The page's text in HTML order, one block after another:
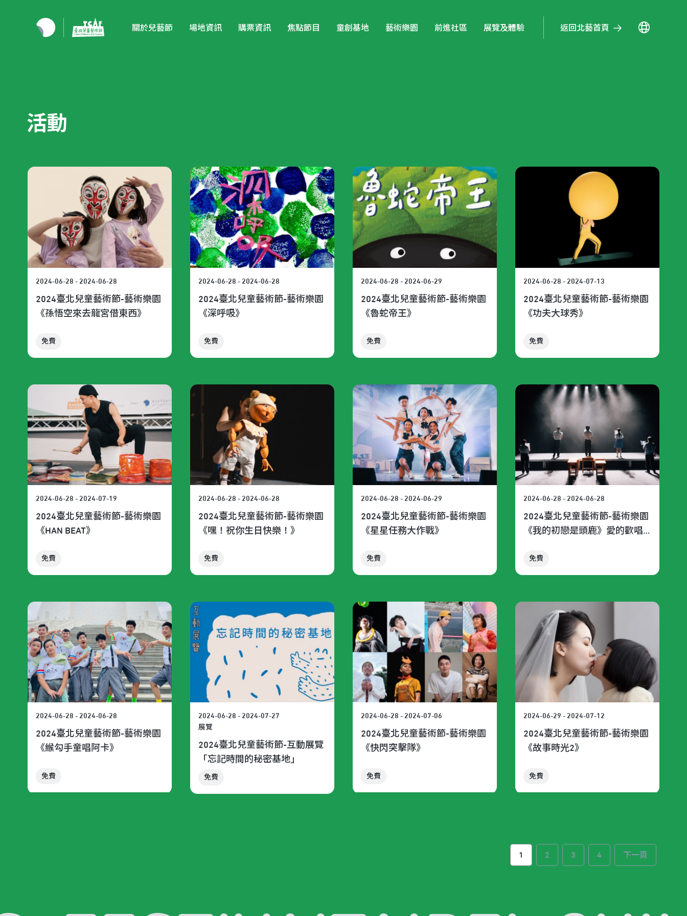
關於兒藝節 場地資訊 購票資訊 焦點節目 童創基地 藝術樂園 前進社區 展覽及體驗 返回北藝首頁
活動
2024-06-28 - 2024-06-28
2024臺北兒童藝術節-藝術樂園
《孫悟空來去龍宮借東西》
免費
2024-06-28 - 2024-06-28
2024臺北兒童藝術節-藝術樂園
《深呼吸》
免費
2024-06-28 - 2024-06-29
2024臺北兒童藝術節-藝術樂園
《魯蛇帝王》
免費
2024-06-28 - 2024-07-13
2024臺北兒童藝術節-藝術樂園
《功夫大球秀》
免費
2024-06-28 - 2024-07-19
2024臺北兒童藝術節-藝術樂園
《HAN BEAT》
免費
2024-06-28 - 2024-06-28
2024臺北兒童藝術節-藝術樂園
《嘿！祝你生日快樂！》
免費
2024-06-28 - 2024-06-29
2024臺北兒童藝術節-藝術樂園
《星星任務大作戰》
免費
2024-06-28 - 2024-06-28
2024臺北兒童藝術節-藝術樂園
《我的初戀是頭鹿》愛的歡唱
免費
2024-06-28 - 2024-06-28
2024臺北兒童藝術節-藝術樂園
《緱勾手童唱阿卡》
免費
2024-06-28 - 2024-07-27
展覽
2024臺北兒童藝術節-互動展覽
「忘記時間的秘密基地」
免費
2024-06-28 - 2024-07-06
2024臺北兒童藝術節-藝術樂園
《快閃突擊隊》
免費
2024-06-29 - 2024-07-12
2024臺北兒童藝術節-藝術樂園
《故事時光2》
免費
1 2 3 4 下一頁